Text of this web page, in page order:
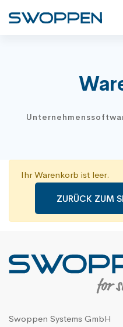
Ihr Warenkorb ist leer.
ZURÜCK ZUM
Swoppen Systems GmbH